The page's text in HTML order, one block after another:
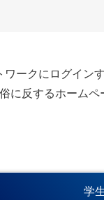
ークにログイン
に反するホーム
学